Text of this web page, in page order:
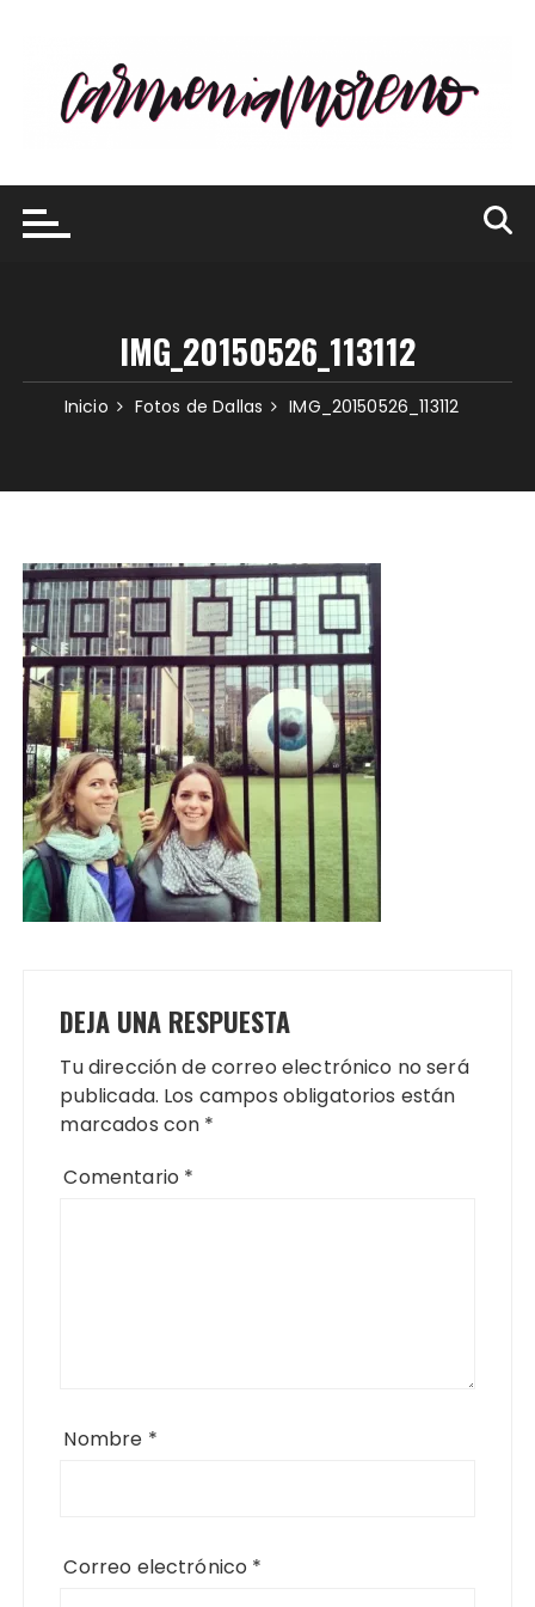
contenido
IMG_20150526_113112
Inicio Fotos de Dallas IMG_20150526_113112
DEJA UNA RESPUESTA
Tu dirección de correo electrónico no será
publicada. Los campos obligatorios están
marcados con *
Comentario *
Nombre *
Correo electrónico *